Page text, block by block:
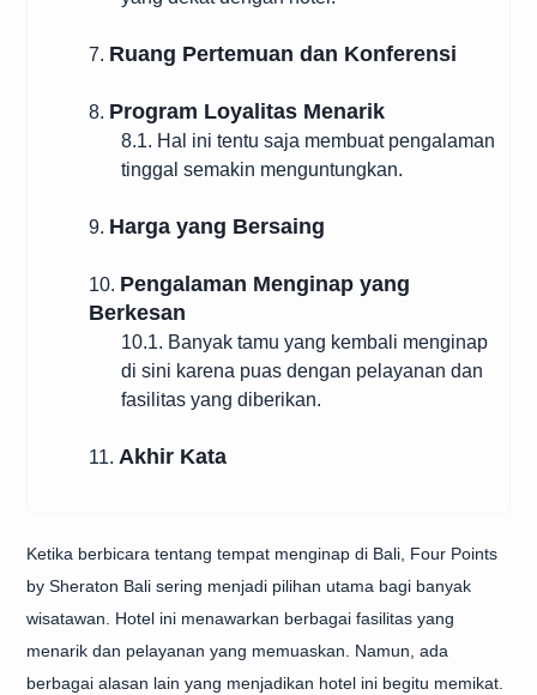
7. Ruang Pertemuan dan Konferensi
8. Program Loyalitas Menarik
8.1. Hal ini tentu saja membuat pengalaman
tinggal semakin menguntungkan.
9. Harga yang Bersaing
10. Pengalaman Menginap yang
Berkesan
10.1. Banyak tamu yang kembali menginap
di sini karena puas dengan pelayanan dan
fasilitas yang diberikan.
11. Akhir Kata
Ketika berbicara tentang tempat menginap di Bali, Four Points
by Sheraton Bali sering menjadi pilihan utama bagi banyak
wisatawan. Hotel ini menawarkan berbagai fasilitas yang
menarik dan pelayanan yang memuaskan. Namun, ada
berbagai alasan lain yang menjadikan hotel ini begitu memikat.